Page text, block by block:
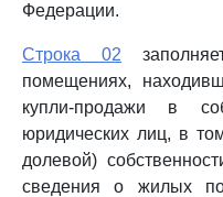
Федерации.
Строка 02
помещениях,
купли-продажи в
юридических лиц, в
долевой)
сведения о жилых